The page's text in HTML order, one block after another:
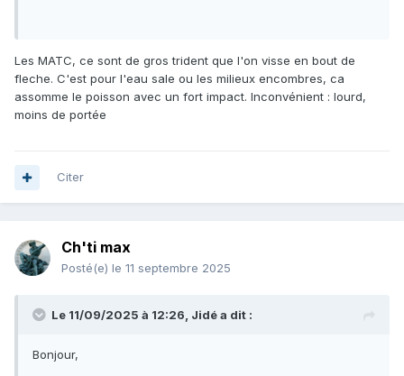
Les MATC, ce sont de gros trident que l'on visse en bout de
fleche. C'est pour l'eau sale ou les milieux encombres, ca
assomme le poisson avec un fort impact. Inconvénient : lourd,
moins de portée
Citer
Ch'ti max
Posté(e) le 11 septembre 2025
Le 11/09/2025 à 12:26, Jidéa dit :
Bonjour,